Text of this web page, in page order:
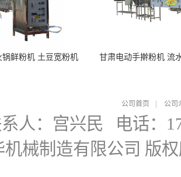
鲜粉机 土豆宽粉机 甘肃电动手擀粉机 流
公司首页 公司
人：宫兴民 电话：
械制造有限公司 版